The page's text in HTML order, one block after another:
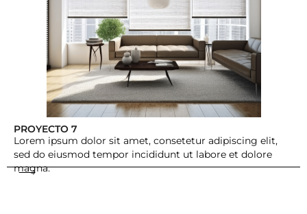
PROYECTO 7
Lorem ipsum dolor sit amet, consetetur adipiscing elit,
sed do eiusmod tempor incididunt ut labore et dolore
magna.